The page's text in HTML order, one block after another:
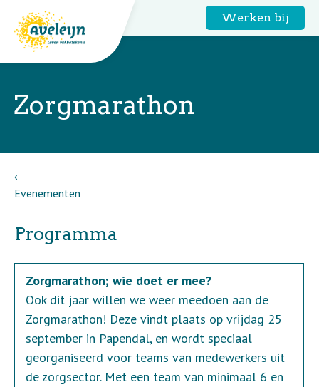
Werken bij
Zorgmarathon
Evenementen
Programma
Zorgmarathon; wie doet er mee?
Ook dit jaar willen we weer meedoen aan de
Zorgmarathon! Deze vindt plaats op vrijdag 25
september in Papendal, en wordt speciaal
georganiseerd voor teams van medewerkers uit
de zorgsector. Met een team van minimaal 6 en